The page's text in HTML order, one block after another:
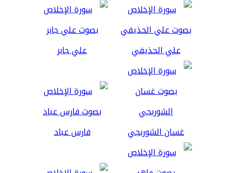
علي الحذيفي علي جابر
غسان الشوربجي فارس عباد